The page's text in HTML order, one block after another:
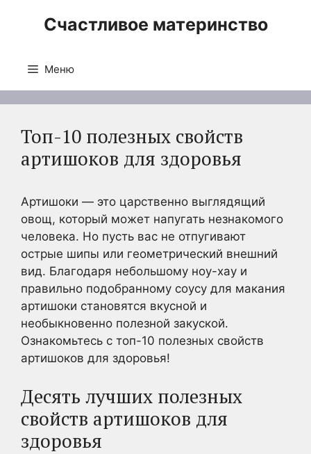
Счастливое материнство
Меню
Топ-10 полезных свойств
артишоков для здоровья
Артишоки — это царственно выглядящий
овощ, который может напугать незнакомого
человека. Но пусть вас не отпугивают
острые шипы или геометрический внешний
вид. Благодаря небольшому ноу-хау и
правильно подобранному соусу для макания
артишоки становятся вкусной и
необыкновенно полезной закуской.
Ознакомьтесь с топ-10 полезных свойств
артишоков для здоровья!
Десять лучших полезных
свойств артишоков для
здоровья